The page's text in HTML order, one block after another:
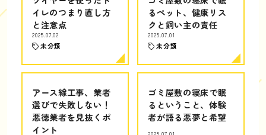
イレのつまり直し方
と注意点
2025.07.02
未分類
るペット、健康リス
クと飼い主の責任
2025.07.01
未分類
アース線工事、業者
選びで失敗しない！
悪徳業者を見抜くポ
イント
ゴミ屋敷の寝床で眠
るということ、体験
者が語る悪夢と希望